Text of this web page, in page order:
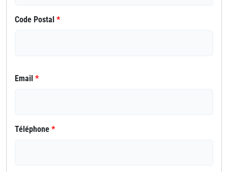
Code Postal *
Email *
Téléphone *